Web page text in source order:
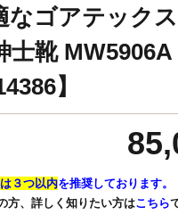
なゴアテック
士靴
】
３つ以内を推奨しております。
方、詳しく知りたい方はこちら